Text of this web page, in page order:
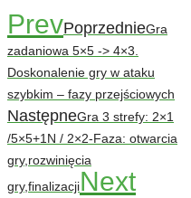
PrevPoprzednieGra
zadaniowa 5×5 -> 4×3.
Doskonalenie gry w ataku
szybkim – fazy przejściowych
NastępneGra 3 strefy: 2×1
/5×5+1N / 2×2-Faza: otwarcia
gry,rozwinięcia
gry,finalizacjiNext